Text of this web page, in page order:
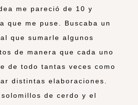
me pareció de 10 y
que me puse. Buscaba un
que sumarle algunos
de manera que cada uno
de todo tantas veces como
distintas elaboraciones.
de cerdo y el